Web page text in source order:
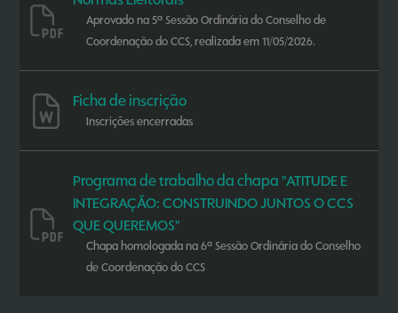
Aprovado na 5ª Sessão Ordinária do Conselho de
Coordenação do CCS, realizada em 11/05/2026.
Ficha de inscrição
Inscrições encerradas
Programa de trabalho da chapa "ATITUDE E
INTEGRAÇÃO: CONSTRUINDO JUNTOS O CCS
QUE QUEREMOS"
Chapa homologada na 6ª Sessão Ordinária do Conselho
de Coordenação do CCS